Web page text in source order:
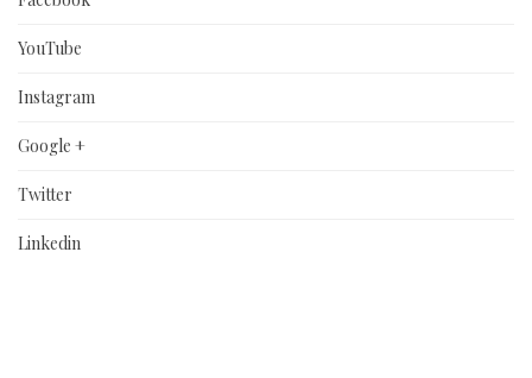
YouTube
Instagram
Google +
Twitter
Linkedin